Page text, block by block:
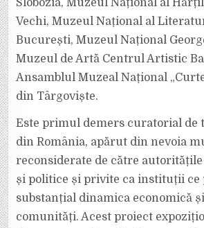
Slobozia, Muzeul Național al
Vechi, Muzeul Național al
București, Muzeul Național
Muzeul de Artă Centrul Artistic
Ansamblul Muzeal Național
din Târgoviște.
Este primul demers curatorial de
din România, apărut din nevoia
reconsiderate de către
și politice și privite ca instituții ce
substanțial dinamica economică
comunități. Acest proiect